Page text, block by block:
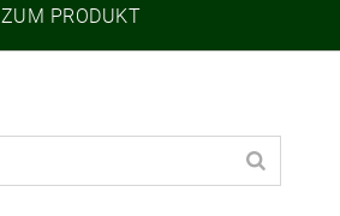
ZUM PRODUKT